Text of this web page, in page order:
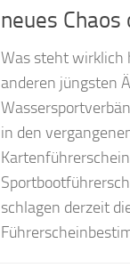
neues
Was steht wirklich
anderen jüngsten
in den
schlagen derzeit